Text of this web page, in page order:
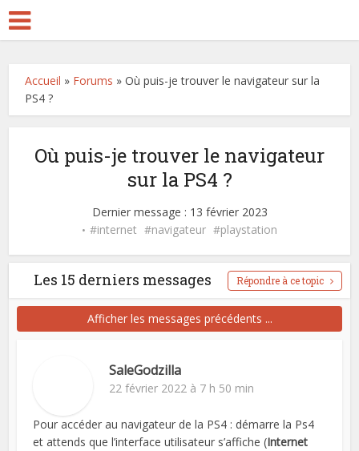
Accueil » Forums »Où puis-je trouver le navigateur sur la
PS4 ?
Où puis-je trouver le navigateur
sur la PS4 ?
Dernier message : 13 février 2023
internet
navigateur playstation
Les 15 derniers messages Répondre à ce topic
Afficher les messages précédents ...
SaleGodzilla
22 février 2022 à 7 h 50 min
Pour accéder au navigateur de la PS4 : démarre la Ps4
et attends que l’interface utilisateur s’affiche (Internet